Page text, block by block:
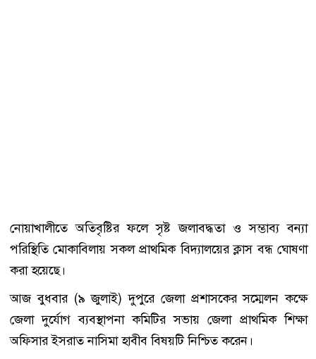
নোয়াখালীতে অতিবৃষ্টির ফলে সৃষ্ট জলাবদ্ধতা ও সম্ভাব্য বন্যা
পরিস্থিতি মোকাবিলায় সকল প্রাথমিক বিদ্যালয়ের ক্লাস বন্ধ ঘোষণা
করা হয়েছে।
আজ বুধবার (৯ জুলাই) দুপুরে জেলা প্রশাসকের সম্মেলন কক্ষে
জেলা দুর্যোগ ব্যবস্থাপনা কমিটির সভায় জেলা প্রাথমিক শিক্ষা
অফিসার ইসরাত নাসিমা হাবীব বিষয়টি নিশ্চিত করেন।